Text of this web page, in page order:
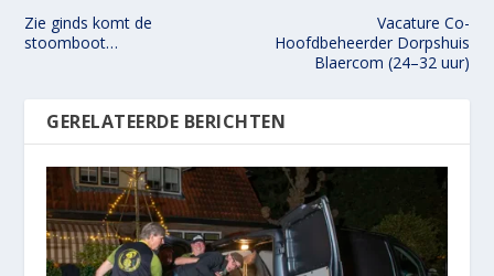
Zie ginds komt de
stoomboot…
Vacature Co-
Hoofdbeheerder Dorpshuis
Blaercom (24–32 uur)
GERELATEERDE BERICHTEN